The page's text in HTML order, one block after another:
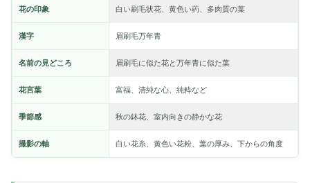
花の印象 白い刷毛状花、黄色い葯、多肉質の葉
漢字 眉刷毛万年青
名前の見どころ 眉刷毛に似た花と万年青に似た葉
花言葉 富福、清純な心、純粋など
季節感 秋の鉢花、室内向きの静かな花
撮影の軸 白い花糸、黄色い花粉、葉の厚み、下からの角度